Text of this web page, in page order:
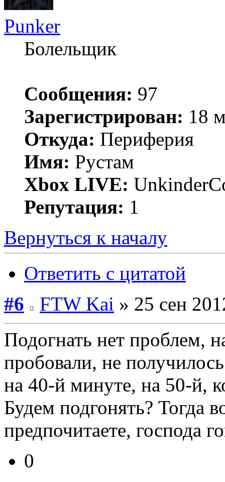
Punker
Болельщик
Сообщения: 97
Зарегистрирован: 18
Откуда: Периферия
Имя: Рустам
Xbox LIVE:
Репутация: 1
Вернуться к началу
Ответить с цитатой
#6
FTW Kai » 25 сен
Подогнать нет проблем,
пробовали, не
на 40-й минуте, на 50-й,
Будем подгонять? Тогда
предпочитаете, господа
0